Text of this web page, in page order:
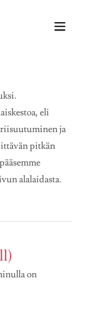
eli
ja
pitkän
alalaidasta.
on